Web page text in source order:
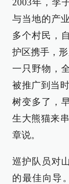
2003年，李
与当地的产
多个村民，
护区携手，
一只野物，
被推广到当
树变多了，
生大熊猫来
章说。
巡护队员对
的最佳向导